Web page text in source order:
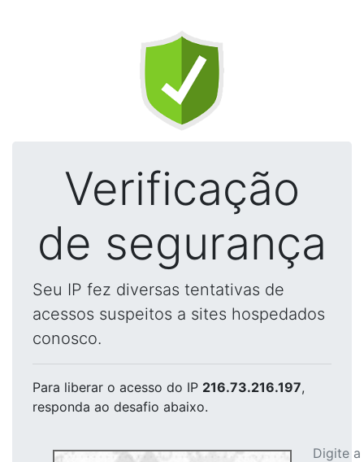
Verificação
de segurança
Seu IP fez diversas tentativas de
acessos suspeitos a sites hospedados
conosco.
Para liberar o acesso do IP 216.73.216.197,
responda ao desafio abaixo.
Digite